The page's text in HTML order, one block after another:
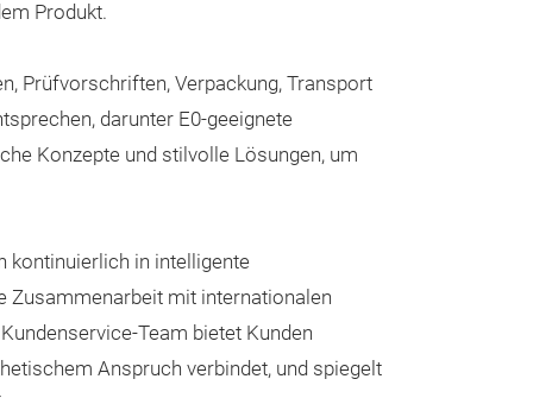
Produkt.
Prüfvorschriften, Verpackung, Transport
darunter E0-geeignete
Konzepte und stilvolle Lösungen, um
kontinuierlich in intelligente
Zusammenarbeit mit internationalen
Team bietet Kunden
Anspruch verbindet, und spiegelt